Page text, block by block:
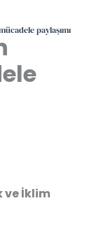
paylaşımı
ve İklim